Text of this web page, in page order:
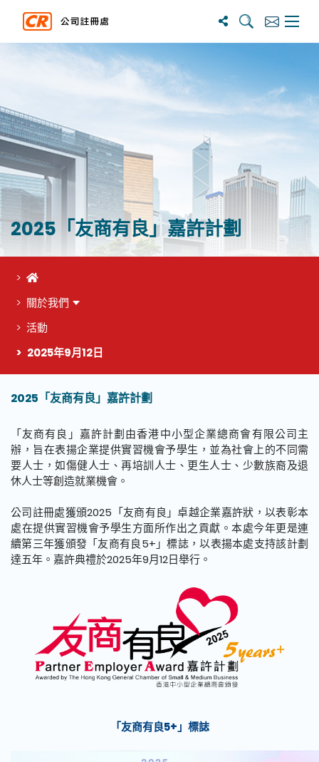
搜寻 订阅主选
2025「友商有良」嘉許計劃
首頁
關於我們
活動
2025年9月12日
這個頁面的主要內容
2025「友商有良」嘉許計劃
「友商有良」嘉許計劃由香港中小型企業總商會有限公司主
辦，旨在表揚企業提供實習機會予學生，並為社會上的不同需
要人士，如傷健人士、再培訓人士、更生人士、少數族裔及退
休人士等創造就業機會。
公司註冊處獲頒2025「友商有良」卓越企業嘉許狀，以表彰本
處在提供實習機會予學生方面所作出之貢獻。本處今年更是連
續第三年獲頒發「友商有良5+」標誌，以表揚本處支持該計劃
達五年。嘉許典禮於2025年9月12日舉行。
「友商有良5+」標誌